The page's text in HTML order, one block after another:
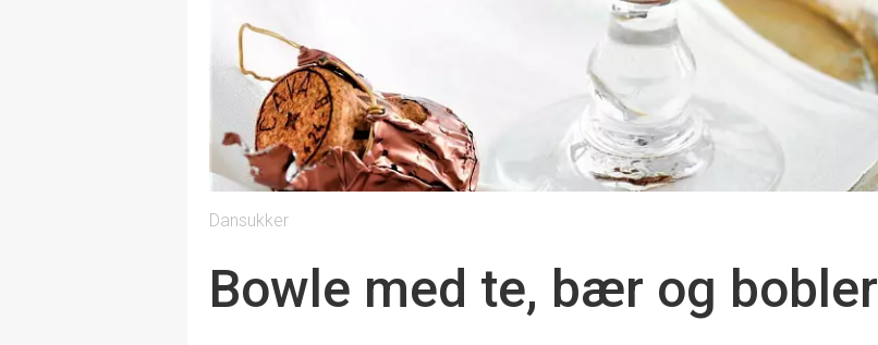
Dansukker
Bowle med te, bær og bobler